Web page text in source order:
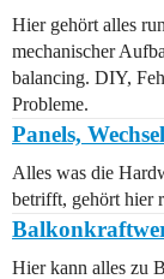
Hier gehört alles
mechanischer
balancing. DIY,
Probleme.
Panels,
Alles was die
betrifft, gehört hier
Hier kann alles zu